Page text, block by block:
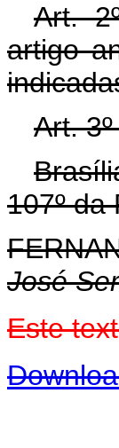
Art.
artigo
Art.
107º da
José
Este